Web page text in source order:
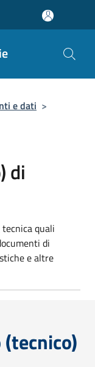
e dati >
di
quali
di
e altre